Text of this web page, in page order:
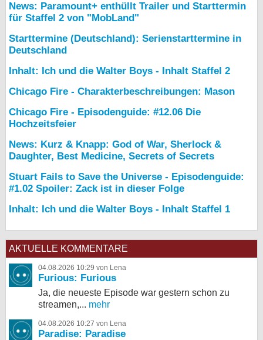
News: Paramount+ enthüllt Trailer und Starttermin
für Staffel 2 von "MobLand"
Starttermine (Deutschland): Serienstarttermine in
Deutschland
Inhalt: Ich und die Walter Boys - Inhalt Staffel 2
Chicago Fire - Charakterbeschreibungen: Mason
Chicago Fire - Episodenguide: #12.06 Die
Hochzeitsfeier
News: Kurz & Knapp: God of War, Sherlock &
Daughter, Best Medicine, Secrets of Secrets
Stuart Fails to Save the Universe - Episodenguide:
#1.02 Spoiler: Zack ist in dieser Folge
Inhalt: Ich und die Walter Boys - Inhalt Staffel 1
AKTUELLE KOMMENTARE
04.08.2026 10:29 von Lena
Furious: Furious
Ja, die neueste Episode war gestern schon zu
streamen,... mehr
04.08.2026 10:27 von Lena
Paradise: Paradise